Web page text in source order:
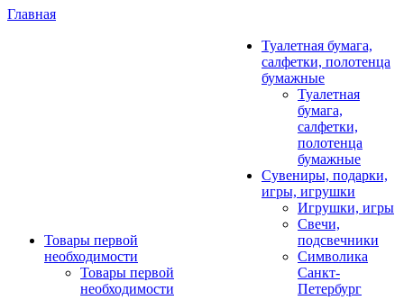
Главная
Товары первой
необходимости
Товары первой
необходимости
Туалетная бумага,
салфетки, полотенца
бумажные
Туалетная
бумага,
салфетки,
полотенца
бумажные
Сувениры, подарки,
игры, игрушки
Игрушки, игры
Свечи,
подсвечники
Символика
Санкт-
Петербург